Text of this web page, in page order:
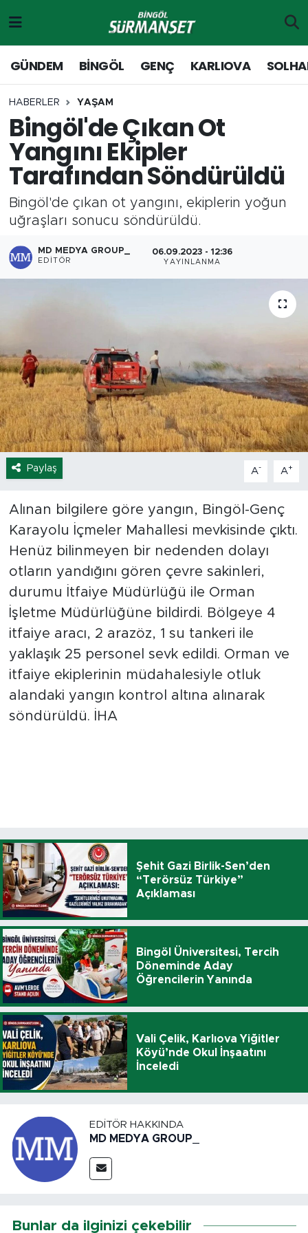
GÜNDEM BİNGÖL GENÇ KARLIOVA
HABERLER YAŞAM
Bingöl'de Çıkan Ot
Yangını Ekipler
Tarafından Söndürüldü
Bingöl'de çıkan ot yangını, ekiplerin yoğun
uğraşları sonucu söndürüldü.
MD MEDYA GROUP_
EDITÖR
06.09.2023 - 12:36
YAYINLANMA
Paylaş A- A+
Alınan bilgilere göre yangın, Bingöl-Genç
Karayolu İçmeler Mahallesi mevkisinde çıktı.
Henüz bilinmeyen bir nedenden dolayı
otların yandığını gören çevre sakinleri,
durumu İtfaiye Müdürlüğü ile Orman
İşletme Müdürlüğüne bildirdi. Bölgeye 4
itfaiye aracı, 2 arazöz, 1 su tankeri ile
yaklaşık 25 personel sevk edildi. Orman ve
itfaiye ekiplerinin müdahalesiyle otluk
alandaki yangın kontrol altına alınarak
söndürüldü. İHA
Şehit Gazi Birlik-Sen’den
“Terörsüz Türkiye”
Açıklaması
Bingöl Üniversitesi, Tercih
Döneminde Aday
Öğrencilerin Yanında
Vali Çelik, Karlıova Yiğitler
Köyü’nde Okul İnşaatını
İnceledi
EDITÖR HAKKINDA
MD MEDYA GROUP_
Bunlar da ilginizi çekebilir
Genç
Solhan
Karlıova
Yayladere-Yedisu
MD Prestij Dergisi
Yaşam
Sağlık
Eğitim
Ekonomi
Hava Durumu
Tavz Der
Bingöl Kaza Haberleri
Merkez Hava Durumu
Merkez Trafik Yoğunluk Haritası
Süper Lig Puan Durumu ve Fikstür
Son Dakika Haberleri
Haber Arşivi